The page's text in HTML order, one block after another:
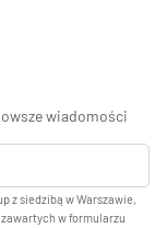
wiadomości
z siedzibą w Warszawie,
w formularzu